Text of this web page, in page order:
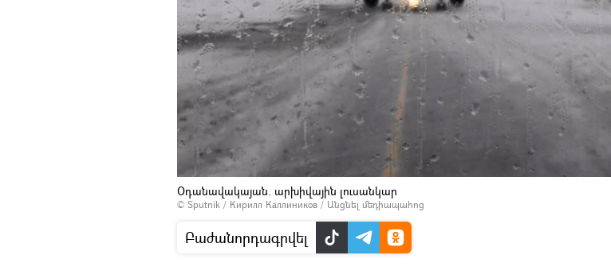
Օդանավակայան. արխիվային լուսանկար
© Sputnik / Кирилл Каллиников / Անցնել մեդիապահոց
Բաժանորդագրվել